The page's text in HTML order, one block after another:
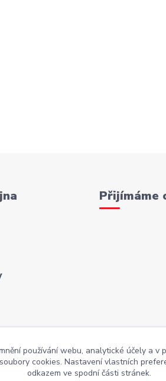
Přijímáme
používání webu, analytické účely a v
cookies. Nastavení vlastních
odkazem ve spodní části stránek.